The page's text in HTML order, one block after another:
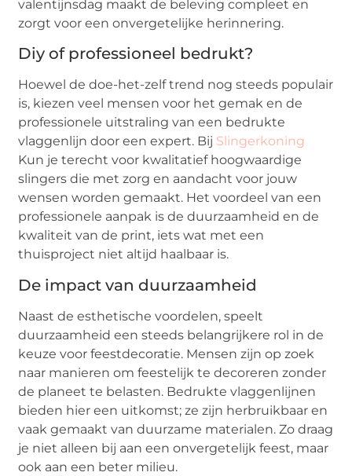
valentijnsdag maakt de beleving compleet en
zorgt voor een onvergetelijke herinnering.
Diy of professioneel bedrukt?
Hoewel de doe-het-zelf trend nog steeds populair
is, kiezen veel mensen voor het gemak en de
professionele uitstraling van een bedrukte
vlaggenlijn door een expert. Bij Slingerkoning
Kun je terecht voor kwalitatief hoogwaardige
slingers die met zorg en aandacht voor jouw
wensen worden gemaakt. Het voordeel van een
professionele aanpak is de duurzaamheid en de
kwaliteit van de print, iets wat met een
thuisproject niet altijd haalbaar is.
De impact van duurzaamheid
Naast de esthetische voordelen, speelt
duurzaamheid een steeds belangrijkere rol in de
keuze voor feestdecoratie. Mensen zijn op zoek
naar manieren om feestelijk te decoreren zonder
de planeet te belasten. Bedrukte vlaggenlijnen
bieden hier een uitkomst; ze zijn herbruikbaar en
vaak gemaakt van duurzame materialen. Zo draag
je niet alleen bij aan een onvergetelijk feest, maar
ook aan een beter milieu.